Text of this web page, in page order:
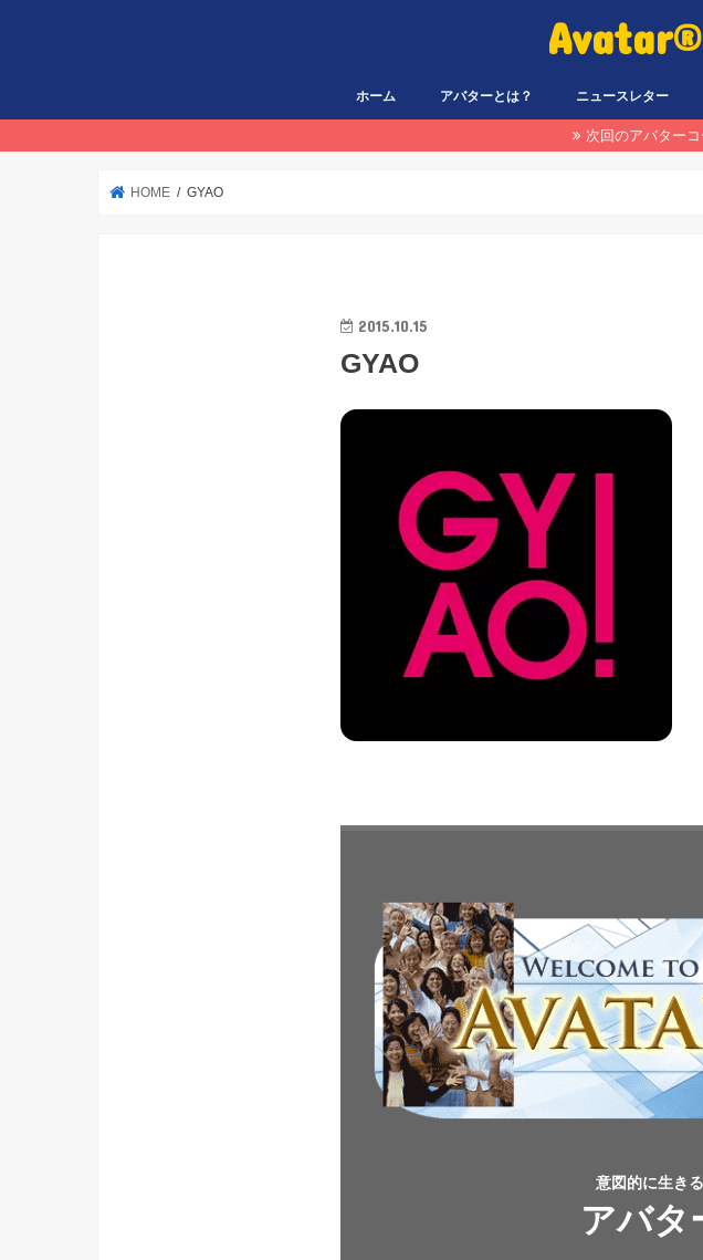
ホーム アバターとは？ ニュースレター
次回のアバター
HOME GYAO
2015.10.15
GYAO
意図的に生き
アバタ